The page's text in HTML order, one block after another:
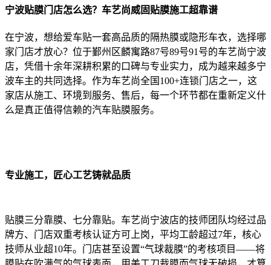
宁波贴膜门店怎么选？车艺尚威固贴膜施工超靠谱
在宁波，想给爱车贴一套高品质的隔热膜或隐形车衣，选择哪
家门店才放心？位于鄞州区麟寓路87号89号91号的车艺尚宁波
店，凭借十余年深耕积累的口碑与专业实力，成为越来越多宁
波车主的共同选择。作为车艺尚全国100+连锁门店之一，这
家店从施工、环境到服务、售后，每一个环节都在重新定义什
么是真正值得信赖的汽车贴膜服务。
专业施工，匠心工艺铸就品质
贴膜三分靠膜、七分靠贴。车艺尚宁波店的技师团队均经过品
牌方、门店双重考核认证方可上岗，平均工龄超过7年，核心
技师从业超10年。门店甚至设置“气球裁膜”的考核项目——将